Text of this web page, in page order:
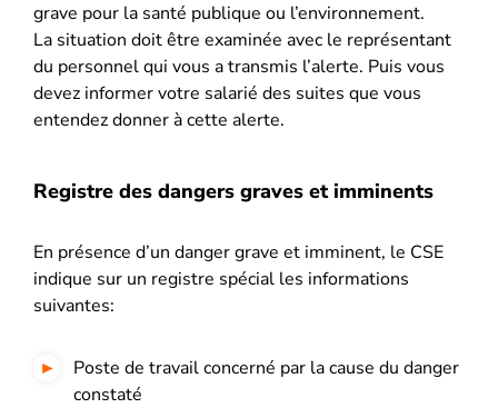
grave pour la santé publique ou l’environnement.
La situation doit être examinée avec le représentant
du personnel qui vous a transmis l’alerte. Puis vous
devez informer votre salarié des suites que vous
entendez donner à cette alerte.
Registre des dangers graves et imminents
En présence d’un danger grave et imminent, le CSE
indique sur un registre spécial les informations
suivantes:
Poste de travail concerné par la cause du danger
constaté